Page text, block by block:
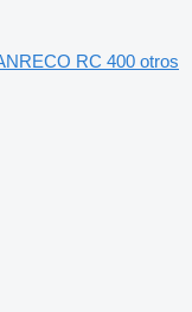
RC 400 otros